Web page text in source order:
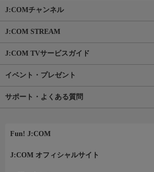
J:COMチャンネル
J:COM STREAM
J:COM TVサービスガイド
イベント・プレゼント
サポート・よくある質問
Fun! J:COM
J:COM オフィシャルサイト